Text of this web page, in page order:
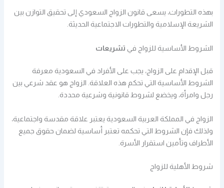
بهذه التطورات، يسعى قانون الزواج السعودي إلى تحقيق التوازن بين
الشريعة الإسلامية والتطورات الاجتماعية الحديثة.
الشروط الأساسية للزواج في تشريعات
قبل الإقدام على الزواج، يجب على الأفراد في السعودية معرفة
الشروط الأساسية التي تحكم هذه العلاقة. الزواج هو عقد شرعي بين
رجل وامرأة، ويخضع لشروط قانونية وشرعية محددة.
الزواج في المملكة العربية السعودية يعتبر علاقة مقدسة واجتماعية،
ولذلك فإن الشروط التي تحكمه تعتبر أساسية لضمان حقوق جميع
الأطراف وتأمين استقرار الأسرة.
شروط الأهلية للزواج